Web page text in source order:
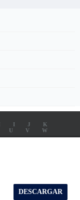
I J
K
V
W
Reserved
DESCARGAR